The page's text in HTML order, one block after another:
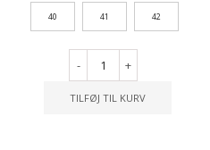
40 41 42
- +
TILFØJ TIL KURV